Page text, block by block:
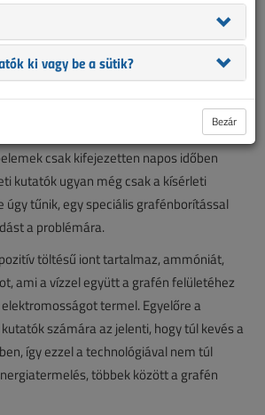
napelem, ami borús időben vagy akár
termelni. A hatásfoka még gyenge, de
jelent akadályt a borús idő sem. Egy már
csak kifejezetten napos időben
kutatók ugyan még csak a kísérleti
úgy tűnik, egy speciális grafénborítással
a problémára.
töltésű iont tartalmaz, ammóniát,
ami a vízzel együtt a grafén felületéhez
termel. Egyelőre a
számára az jelenti, hogy túl kevés a
így ezzel a technológiával nem túl
többek között a grafén
ki vagy be a sütik?
Bezár